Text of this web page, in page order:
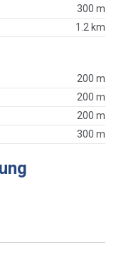
300 m
1.2 km
200 m
200 m
200 m
300 m